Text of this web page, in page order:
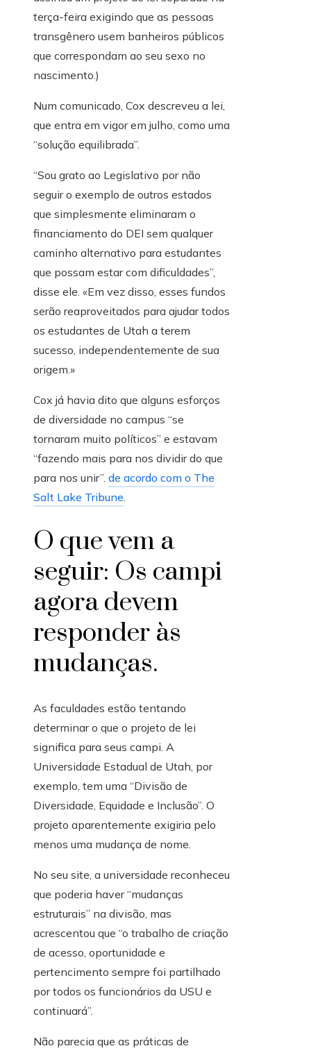
terça-feira exigindo que as pessoas
transgênero usem banheiros públicos
que correspondam ao seu sexo no
nascimento.)
Num comunicado, Cox descreveu a lei,
que entra em vigor em julho, como uma
“solução equilibrada”.
“Sou grato ao Legislativo por não
seguir o exemplo de outros estados
que simplesmente eliminaram o
financiamento do DEI sem qualquer
caminho alternativo para estudantes
que possam estar com dificuldades”,
disse ele. «Em vez disso, esses fundos
serão reaproveitados para ajudar todos
os estudantes de Utah a terem
sucesso, independentemente de sua
origem.»
Cox já havia dito que alguns esforços
de diversidade no campus “se
tornaram muito políticos” e estavam
“fazendo mais para nos dividir do que
para nos unir”. de acordo com o The
Salt Lake Tribune
O que vem a
seguir: Os campi
agora devem
responder às
mudanças.
As faculdades estão tentando
determinar o que o projeto de lei
significa para seus campi. A
Universidade Estadual de Utah, por
exemplo, tem uma “Divisão de
Diversidade, Equidade e Inclusão”. O
projeto aparentemente exigiria pelo
menos uma mudança de nome.
No seu site, a universidade reconheceu
que poderia haver “mudanças
estruturais” na divisão, mas
acrescentou que “o trabalho de criação
de acesso, oportunidade e
pertencimento sempre foi partilhado
por todos os funcionários da USU e
continuará”.
Não parecia que as práticas de